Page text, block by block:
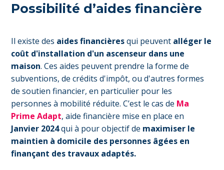
Possibilité d’aides financière
Il existe des aides financièresqui peuvent alléger le
coût d'installation d'un ascenseur dans une
maison. Ces aides peuvent prendre la forme de
subventions, de crédits d'impôt, ou d'autres formes
de soutien financier, en particulier pour les
personnes à mobilité réduite. C’est le cas de Ma
Prime Adapt, aide financière mise en place en
Janvier 2024qui à pour objectif de maximiser le
maintien à domicile des personnes âgées en
finançant des travaux adaptés.